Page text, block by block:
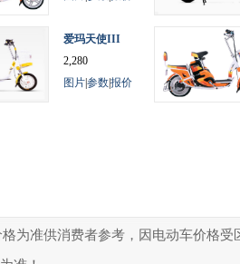
爱玛天使III
2,280
图片参数报价
为准供消费者参考，因电动车价格受